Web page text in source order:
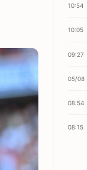
10:54
10:05
09:27
05/08
08:54
08:15